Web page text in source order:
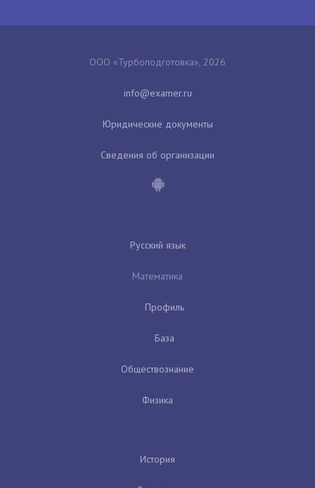
ООО «Турбоподготовка», 2026
Юридические документы
Сведения об организации
Русский язык
Математика
Профиль
База
Обществознание
Физика
История